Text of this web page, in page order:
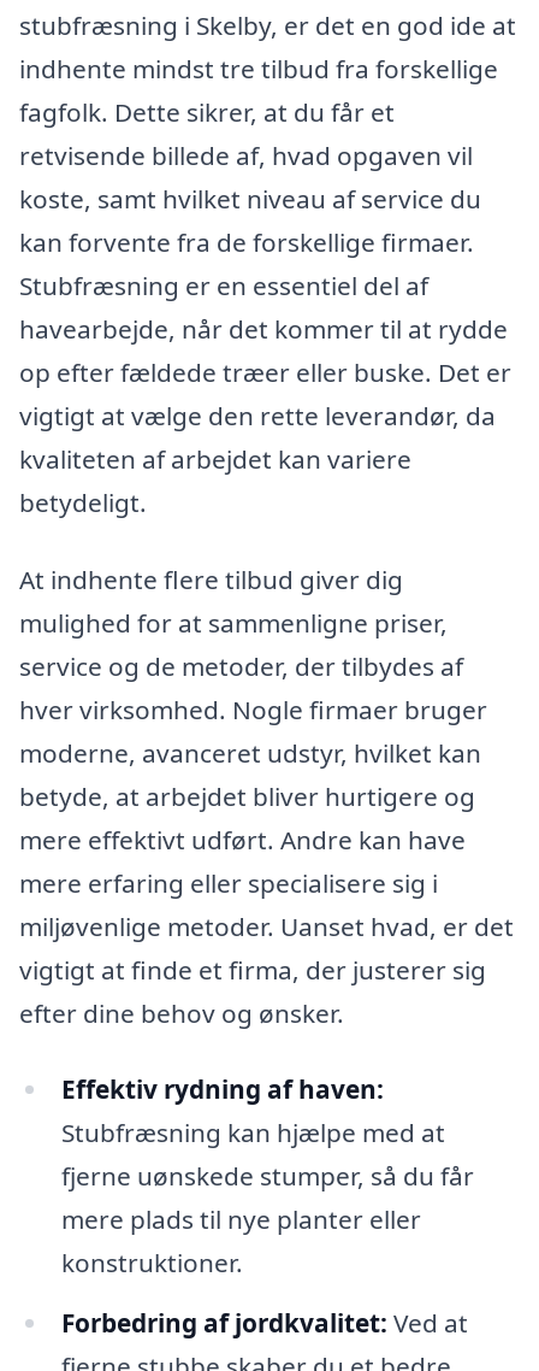
stubfræsning i Skelby, er det en god ide at
indhente mindst tre tilbud fra forskellige
fagfolk. Dette sikrer, at du får et
retvisende billede af, hvad opgaven vil
koste, samt hvilket niveau af service du
kan forvente fra de forskellige firmaer.
Stubfræsning er en essentiel del af
havearbejde, når det kommer til at rydde
op efter fældede træer eller buske. Det er
vigtigt at vælge den rette leverandør, da
kvaliteten af arbejdet kan variere
betydeligt.
At indhente flere tilbud giver dig
mulighed for at sammenligne priser,
service og de metoder, der tilbydes af
hver virksomhed. Nogle firmaer bruger
moderne, avanceret udstyr, hvilket kan
betyde, at arbejdet bliver hurtigere og
mere effektivt udført. Andre kan have
mere erfaring eller specialisere sig i
miljøvenlige metoder. Uanset hvad, er det
vigtigt at finde et firma, der justerer sig
efter dine behov og ønsker.
Effektiv rydning af haven:
Stubfræsning kan hjælpe med at
fjerne uønskede stumper, så du får
mere plads til nye planter eller
konstruktioner.
Forbedring af jordkvalitet: Ved at